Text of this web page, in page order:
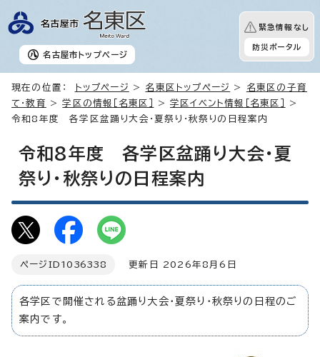
名古屋市 トップページ
緊急情報なし
防災ポータル
現在の位置： トップページ > 名東区トップページ > 名東区の子育
て・教育
>学区の情報［名東区］ >学区イベント情報［名東区］
>
令和8年度 各学区盆踊り大会・夏祭り・秋祭りの日程案内
令和8年度 各学区盆踊り大会・夏
祭り・秋祭りの日程案内
ページID 1036338 更新日 2026年8月6日
各学区で開催される盆踊り大会・夏祭り・秋祭りの日程のご
案内です。